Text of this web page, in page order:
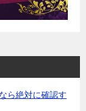
ら絶対に確認す